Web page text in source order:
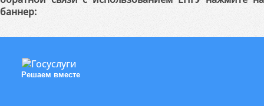
баннер:
Решаем вместе